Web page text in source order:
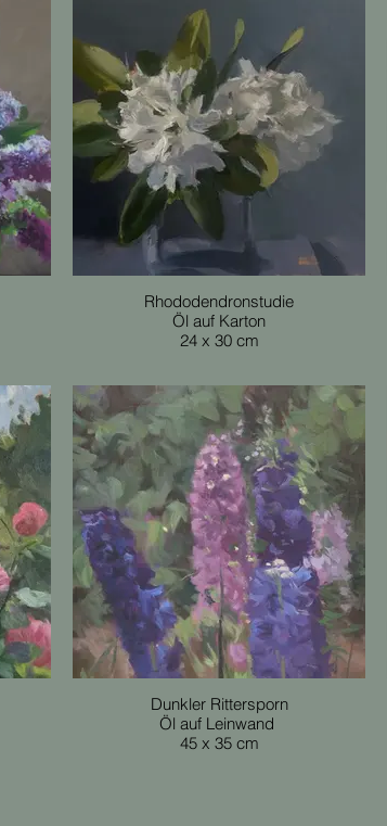
Rhododendronstudie
Öl auf Karton
24 x 30 cm
Dunkler Rittersporn
Öl auf Leinwand
45 x 35 cm